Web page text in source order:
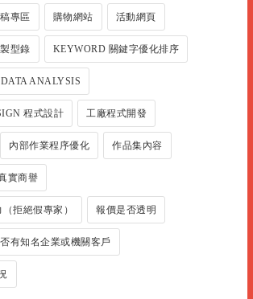
專區 購物網站 活動網頁
型錄 KEYWORD 關鍵字優化排序
ANALYSIS
程式設計 工廠程式開發
內部作業程序優化 作品集內容
實商譽
拒絕假專家） 報價是否透明
有知名企業或機關客戶